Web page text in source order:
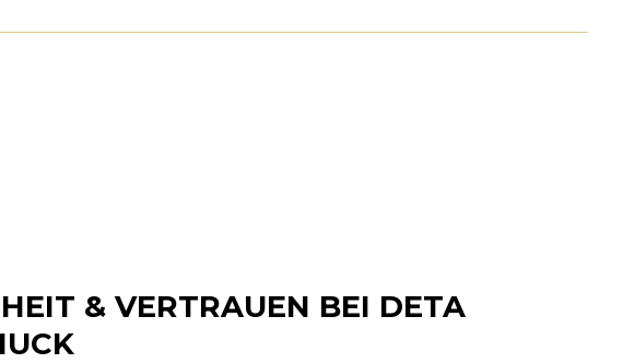
& VERTRAUEN BEI DETA